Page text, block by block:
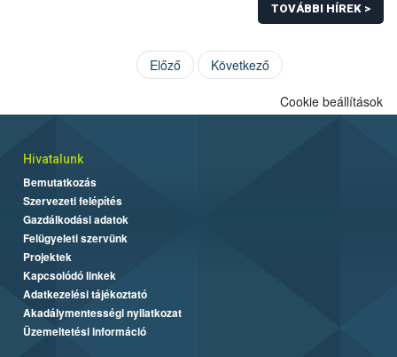
TOVÁBBI HÍREK >
Előző Következő
Cookie beállítások
Hivatalunk
Bemutatkozás
Szervezeti felépítés
Gazdálkodási adatok
Felügyeleti szervünk
Projektek
Kapcsolódó linkek
Adatkezelési tájékoztató
Akadálymentességi nyilatkozat
Üzemeltetési információ